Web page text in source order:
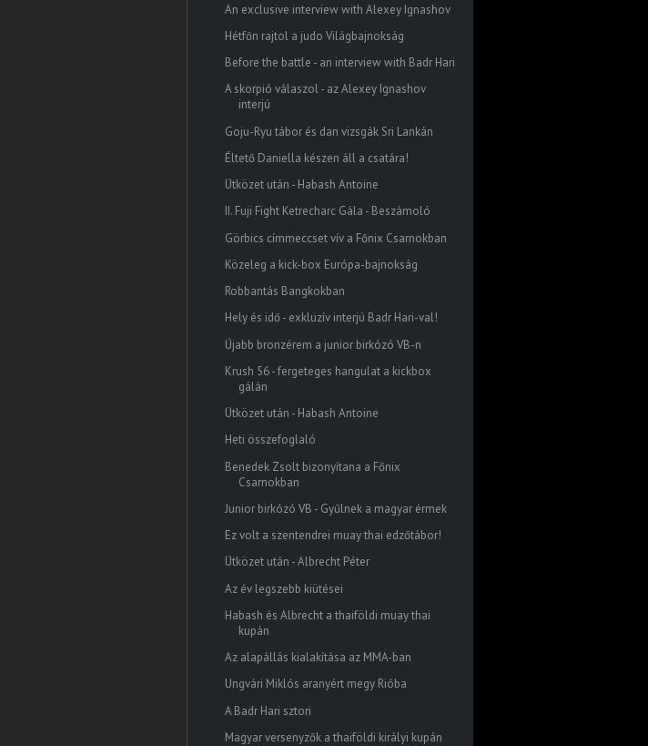
An exclusive interview with Alexey Ignashov
Hétfőn rajtol a judo Világbajnokság
Before the battle - an interview with Badr Hari
A skorpió válaszol - az Alexey Ignashov
interjú
Goju-Ryu tábor és dan vizsgák Sri Lankán
Éltető Daniella készen áll a csatára!
Ütközet után - Habash Antoine
II. Fuji Fight Ketrecharc Gála - Beszámoló
Görbics címmeccset vív a Főnix Csarnokban
Közeleg a kick-box Európa-bajnokság
Robbantás Bangkokban
Hely és idő - exkluzív interjú Badr Hari-val!
Újabb bronzérem a junior birkózó VB-n
Krush 56 - fergeteges hangulat a kickbox
gálán
Ütközet után - Habash Antoine
Heti összefoglaló
Benedek Zsolt bizonyítana a Főnix
Csarnokban
Junior birkózó VB - Gyűlnek a magyar érmek
Ez volt a szentendrei muay thai edzőtábor!
Ütközet után - Albrecht Péter
Az év legszebb kiütései
Habash és Albrecht a thaiföldi muay thai
kupán
Az alapállás kialakítása az MMA-ban
Ungvári Miklós aranyért megy Rióba
A Badr Hari sztori
Magyar versenyzők a thaiföldi királyi kupán